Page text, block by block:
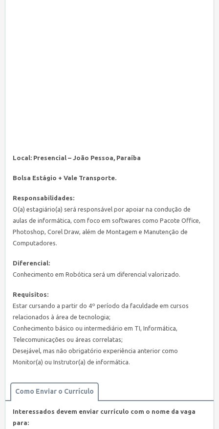
Local: Presencial – João Pessoa, Paraíba
Bolsa Estágio + Vale Transporte.
Responsabilidades:
O(a) estagiário(a) será responsável por apoiar na condução de
aulas de informática, com foco em softwares como Pacote Office,
Photoshop, Corel Draw, além de Montagem e Manutenção de
Computadores.
Diferencial:
Conhecimento em Robótica será um diferencial valorizado.
Requisitos:
Estar cursando a partir do 4º período da faculdade em cursos
relacionados à área de tecnologia;
Conhecimento básico ou intermediário em TI, Informática,
Telecomunicações ou áreas correlatas;
Desejável, mas não obrigatório experiência anterior como
Monitor(a) ou Instrutor(a) de informática.
Como Enviar o Currículo
Interessados devem enviar currículo com o nome da vaga
para: